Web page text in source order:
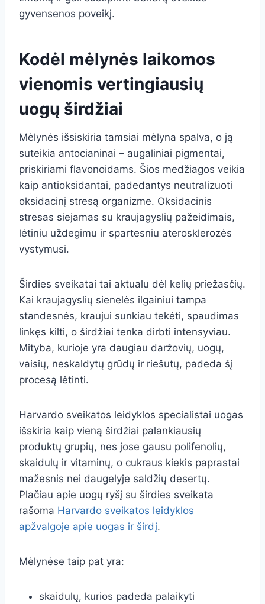
gyvensenos poveikį.
Kodėl mėlynės laikomos
vienomis vertingiausių
uogų širdžiai
Mėlynės išsiskiria tamsiai mėlyna spalva, o ją
suteikia antocianinai – augaliniai pigmentai,
priskiriami flavonoidams. Šios medžiagos veikia
kaip antioksidantai, padedantys neutralizuoti
oksidacinį stresą organizme. Oksidacinis
stresas siejamas su kraujagyslių pažeidimais,
lėtiniu uždegimu ir spartesniu aterosklerozės
vystymusi.
Širdies sveikatai tai aktualu dėl kelių priežasčių.
Kai kraujagyslių sienelės ilgainiui tampa
standesnės, kraujui sunkiau tekėti, spaudimas
linkęs kilti, o širdžiai tenka dirbti intensyviau.
Mityba, kurioje yra daugiau daržovių, uogų,
vaisių, neskaldytų grūdų ir riešutų, padeda šį
procesą lėtinti.
Harvardo sveikatos leidyklos specialistai uogas
išskiria kaip vieną širdžiai palankiausių
produktų grupių, nes jose gausu polifenolių,
skaidulų ir vitaminų, o cukraus kiekis paprastai
mažesnis nei daugelyje saldžių desertų.
Plačiau apie uogų ryšį su širdies sveikata
rašoma Harvardo sveikatos leidyklos
apžvalgoje apie uogas ir širdį.
Mėlynėse taip pat yra:
skaidulų, kurios padeda palaikyti